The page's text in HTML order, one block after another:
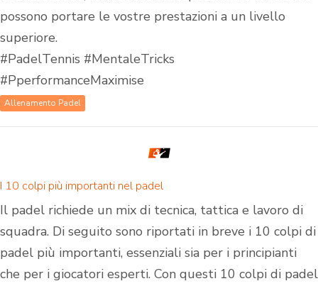
possono portare le vostre prestazioni a un livello
superiore.
#PadelTennis #MentaleTricks
#PperformanceMaximise
Allenamento Padel
I 10 colpi più importanti nel padel
Il padel richiede un mix di tecnica, tattica e lavoro di
squadra. Di seguito sono riportati in breve i 10 colpi di
padel più importanti, essenziali sia per i principianti
che per i giocatori esperti. Con questi 10 colpi di padel